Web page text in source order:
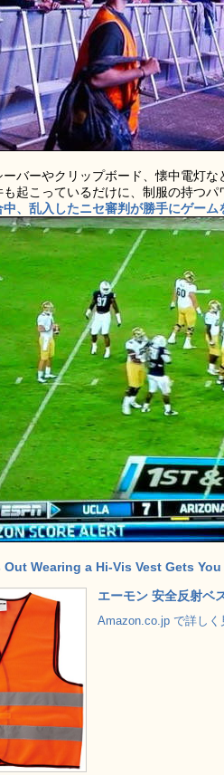
バーやクリップボード、懐中電灯
起こっているだけに、制服の持つ
中、乱入したニセ審判が勝手にゲー
Out Wearing a Hi-Vis Vest Gets
エーモン 安全反射ベ
Amazon.co.jp で詳しく